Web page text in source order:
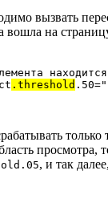
вызвать
вошла на
.threshold .50="
только
, и так